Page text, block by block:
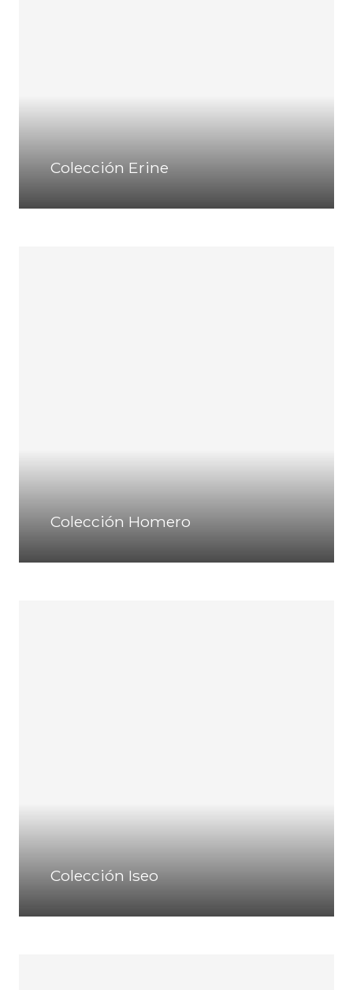
Colección Erine
Colección Homero
Colección Iseo